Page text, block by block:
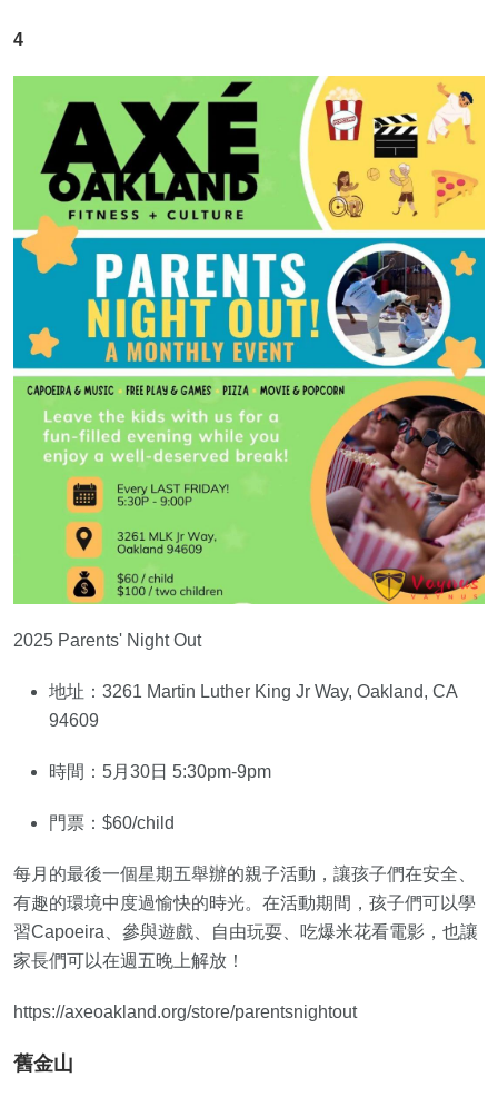
4
2025 Parents' Night Out
地址：3261 Martin Luther King Jr Way, Oakland, CA
94609
時間：5月30日 5:30pm-9pm
門票：$60/child
每月的最後一個星期五舉辦的親子活動，讓孩子們在安全、
有趣的環境中度過愉快的時光。在活動期間，孩子們可以學
習Capoeira、參與遊戲、自由玩耍、吃爆米花看電影，也讓
家長們可以在週五晚上解放！
https://axeoakland.org/store/parentsnightout
舊金山